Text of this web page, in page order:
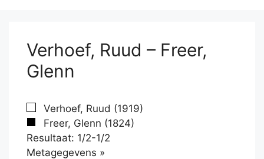
Verhoef, Ruud – Freer,
Glenn
Verhoef, Ruud (1919)
Freer, Glenn (1824)
Resultaat: 1/2-1/2
Metagegevens »